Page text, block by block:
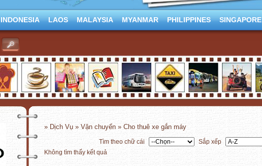
INDONESIA LAOS MALAYSIA MYANMAR PHILIPPINES SINGAPORE
» Dịch Vụ » Vận chuyển » Cho thuê xe gắn máy
Tìm theo chữ cái
Sắp xếp
Không tìm thấy kết quả